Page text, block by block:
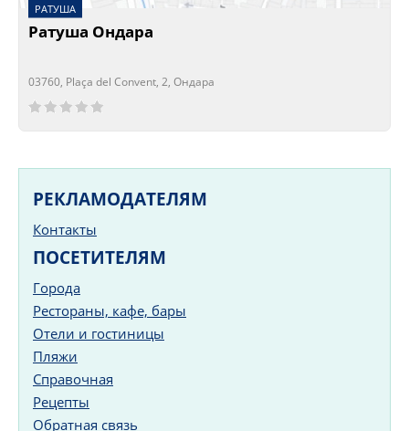
РАТУША
Ратуша Ондара
03760, Plaça del Convent, 2, Ондара
Сейчас открыто!
Сейчас закрыто!
РЕКЛАМОДАТЕЛЯМ
Контакты
ПОСЕТИТЕЛЯМ
Города
Рестораны, кафе, бары
Отели и гостиницы
Пляжи
Справочная
Рецепты
Обратная связь